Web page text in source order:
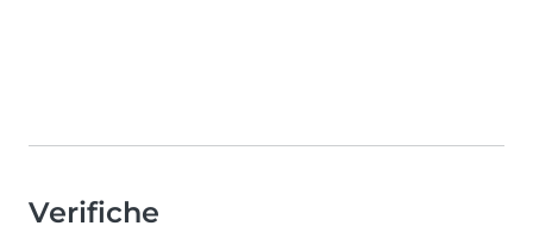
Verifiche